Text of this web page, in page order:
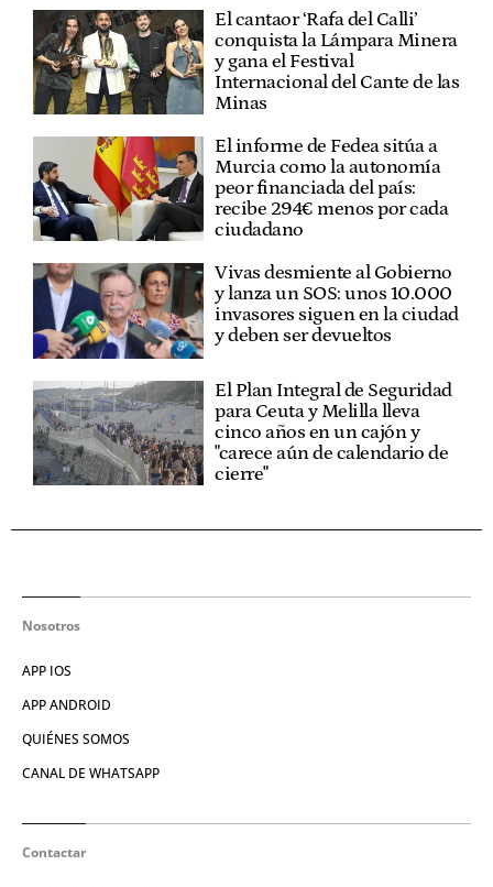
El cantaor ‘Rafa del Calli’
conquista la Lámpara Minera
y gana el Festival
Internacional del Cante de las
Minas
El informe de Fedea sitúa a
Murcia como la autonomía
peor financiada del país:
recibe 294€ menos por cada
ciudadano
Vivas desmiente al Gobierno
y lanza un SOS: unos 10.000
invasores siguen en la ciudad
y deben ser devueltos
El Plan Integral de Seguridad
para Ceuta y Melilla lleva
cinco años en un cajón y
"carece aún de calendario de
cierre"
Nosotros
APP IOS
APP ANDROID
QUIÉNES SOMOS
CANAL DE WHATSAPP
Contactar